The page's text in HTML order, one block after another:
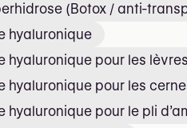
(Botox / anti-
hyaluronique
hyaluronique pour les lèvres
hyaluronique pour les
hyaluronique pour le pli